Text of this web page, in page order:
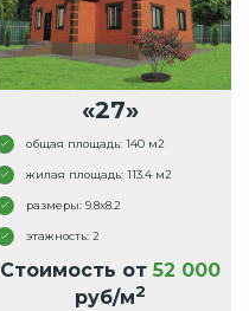
«27»
общая площадь: 140 м2
жилая площадь: 113.4 м2
размеры: 9.8x8.2
этажность: 2
Стоимость от 52 000
руб/м2